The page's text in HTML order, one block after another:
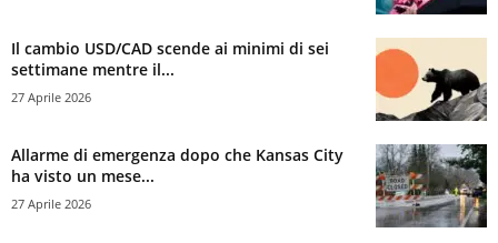
Il cambio USD/CAD scende ai minimi di sei
settimane mentre il...
27 Aprile 2026
Allarme di emergenza dopo che Kansas City
ha visto un mese...
27 Aprile 2026